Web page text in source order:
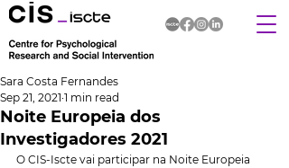
Noite Europeia dos
Investigadores 2021
Sara Costa Fernandes
Sep 21, 2021 1 min read
O CIS-Iscte vai participar na Noite Europeia